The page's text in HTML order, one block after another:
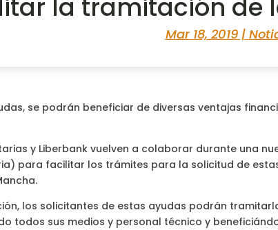
la tramitación de
Mar 18, 2019|
se podrán beneficiar de diversas ventajas
y Liberbank vuelven a colaborar durante una
para facilitar los trámites para la solicitud de
los solicitantes de estas ayudas podrán
todos sus medios y personal técnico y